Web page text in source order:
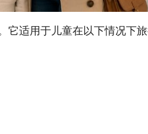
适用于儿童在以下情况下旅